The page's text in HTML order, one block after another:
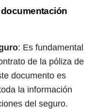
: Es fundamental
de la póliza de
documento es
la información
del seguro.